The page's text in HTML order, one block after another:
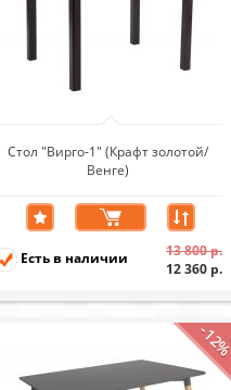
Стол "Вирго-1" (Крафт золотой/
Венге)
Есть в наличии
13 800 р.
12 360 р.
-12%